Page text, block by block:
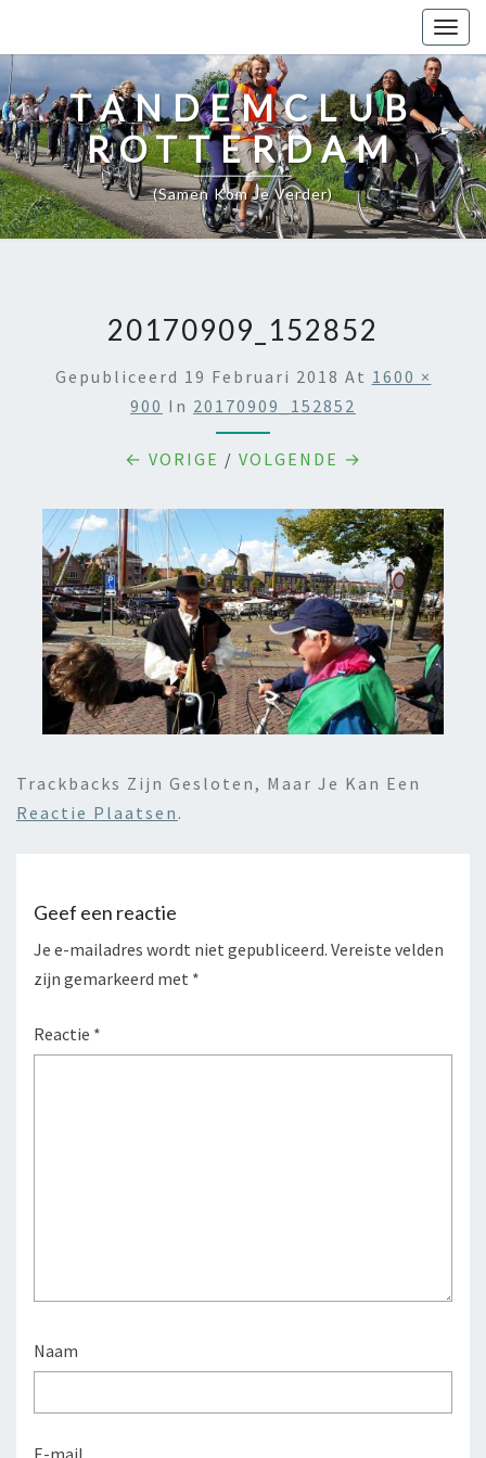
TANDEMCLUB
ROTTERDAM
(samen Kom Je Verder)
20170909_152852
Gepubliceerd 19 Februari 2018 At 1600 ×
900 In 20170909_152852
← VORIGE / VOLGENDE →
Trackbacks Zijn Gesloten, Maar Je Kan Een
Reactie Plaatsen .
Geef een reactie
Je e-mailadres wordt niet gepubliceerd. Vereiste velden
zijn gemarkeerd met *
Reactie *
Naam